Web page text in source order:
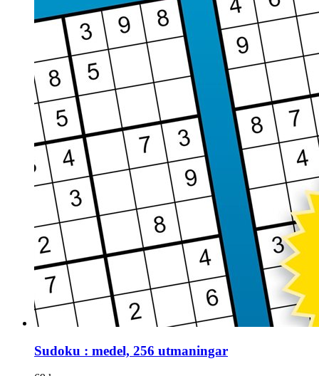
Sudoku : medel, 256 utmaningar